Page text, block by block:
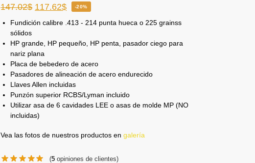
147.02$ 117.62$ -20%
Fundición calibre .413 - 214 punta hueca o 225 grainss
sólidos
HP grande, HP pequeño, HP penta, pasador ciego para
nariz plana
Placa de bebedero de acero
Pasadores de alineación de acero endurecido
Llaves Allen incluidas
Punzón superior RCBS/Lyman incluido
Utilizar asa de 6 cavidades LEE o asas de molde MP (NO
incluidas)
Vea las fotos de nuestros productos engalería
(5opiniones de clientes)